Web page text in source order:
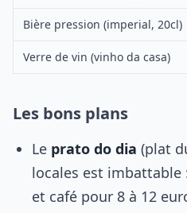
Bière pression (imperial, 20cl)
Verre de vin (vinho da casa)
Les bons plans
Le prato do dia (plat
locales est imbattable
et café pour 8 à 12